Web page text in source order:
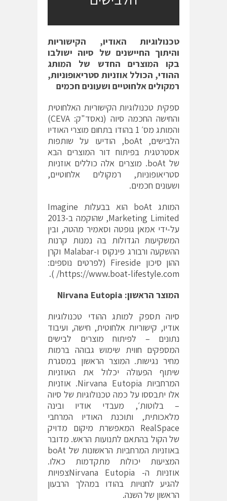
טכנולוגיות האודיו, הקישוריות
והיתוך החיישנים של סיוה ישולבו
בקו המוצרים החדש של המותג
ההודי, הכולל אוזניות סטריאופוניות,
רמקולים אלחוטיים ושעונים חכמים
ספקית טכנולוגיות הקישוריות האלחוטית
והחישה החכמה סיוה (נאסד"ק: CEVA)
והמותג מס׳ 1 בהודו בתחום מוצרי האודיו
הלבישים, boAt, הודיעו על שותפות
אסטרטגית בפיתוח דור המוצרים הבא
של boAt. מוצרים אלה כוללים אוזניות
סטריאופוניות, רמקולים אלחוטיים,
ושעונים חכמים.
המותג boAt הוא בבעלות Imagine
Marketing Limited, שהוקמה ב-2013
על-ידי אמאן גופטה וסאמיר מהטה, ובין
המשקיעות הגדולות בה נמנות קרנות
ההשקעה ורבורג פינקוס ו-Malabar וקרן
ההון סיכון Fireside (לפרטים נוספים:
https://www.boat-lifestyle.com/
).
המוצר הראשון: Nirvana Eutopia
סיוה תספק למותג ההודי טכנולוגיות
אודיו, קישוריות אלחוטית, חישה, ועיבוד
נתונים – לפיתוח מוצרים לבישים
המספקים חווית שימוש גבוהה ברמות
מחיר נגישות. המוצר הראשון במסגרת
שיתוף הפעולה יכלול את האוזניות
המרחביות Nirvana Eutopia. אוזניות
אלו יתבססו על כמה טכנולוגיות של סיוה
– בלוטות׳, מעבדי אודיו ובינה
מלאכותית, ותוכנת האודיו המרחבי
RealSpace המאפשרת מיקום מדויק
של הקול בהתאם לתנועות הראש. מדובר
באוזניות המרחביות הראשונות של boAt
המציעות יכולות מתקדמות כאלו.
אוזניות ה- Nirvana Eutopiaצפויות
להגיע לחנויות בהודו במהלך הרבעון
הראשון של השנה.